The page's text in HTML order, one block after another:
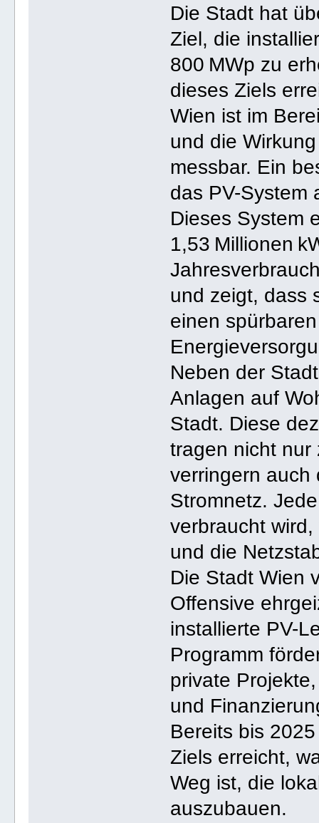
Die Stadt hat
Ziel, die
800 MWp zu
dieses Ziels
Wien ist im
und die
messbar. Ein
das PV-System
Dieses System
1,53 Millionen
und zeigt, dass
einen
Neben der
Anlagen auf
Stadt. Diese
tragen nicht nur
verringern auch
Stromnetz.
verbraucht
und die
Die Stadt Wien
Offensive
installierte PV-
Programm
private
und
Bereits bis
Ziels erreicht,
Weg ist, die
auszubauen.